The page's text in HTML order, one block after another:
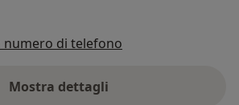
numero di telefono
Mostra dettagli
sull'indirizzo